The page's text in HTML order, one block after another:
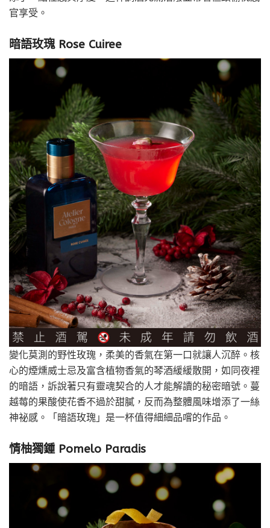
官享受。
暗語玫瑰 Rose Cuiree
變化莫測的野性玫瑰，柔美的香氣在第一口就讓人沉醉。核
心的煙燻威士忌及富含植物香氣的琴酒緩緩散開，如同夜裡
的暗語，訴說著只有靈魂契合的人才能解讀的秘密暗號。蔓
越莓的果酸使花香不過於甜膩，反而為整體風味增添了一絲
神祕感。「暗語玫瑰」是一杯值得細細品嚐的作品。
情柚獨鍾 Pomelo Paradis